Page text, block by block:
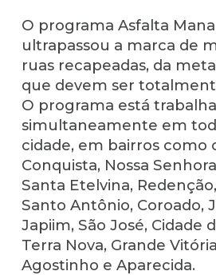
O programa Asfalta
ultrapassou a marca de
ruas recapeadas, da
que devem ser
O programa está
simultaneamente em
cidade, em bairros como
Conquista, Nossa
Santa Etelvina,
Santo Antônio, Coroado,
Japiim, São José, Cidade
Terra Nova, Grande
Agostinho e Aparecida.